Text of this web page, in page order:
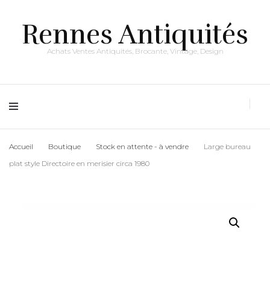
Rennes Antiquités
Achats Ventes Antiquités, Brocante, Vintage, Design
Accueil Boutique Stock en attente - à vendre
Large bureau
plat style Directoire en merisier circa 1980